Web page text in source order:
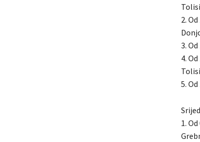
2.
3.
4.
5.
1.